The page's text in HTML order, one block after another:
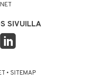
SIVUILLA
• SITEMAP